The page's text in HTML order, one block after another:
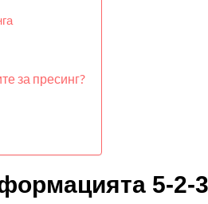
за пресинг?
5-2-